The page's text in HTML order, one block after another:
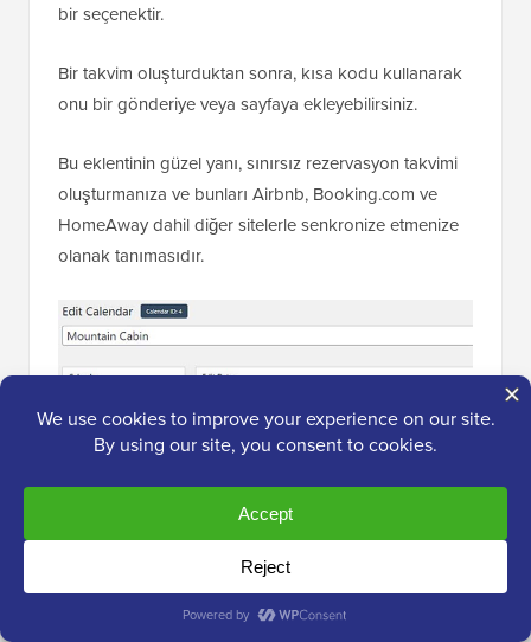
bir seçenektir.
Bir takvim oluşturduktan sonra, kısa kodu kullanarak
onu bir gönderiye veya sayfaya ekleyebilirsiniz.
Bu eklentinin güzel yanı, sınırsız rezervasyon takvimi
oluşturmanıza ve bunları Airbnb, Booking.com ve
HomeAway dahil diğer sitelerle senkronize etmenize
olanak tanımasıdır.
Ayrıca, haftanın ilk gününü veya başlangıç ayını/yılını
değiştirme gibi seçenekleriniz de vardır. Daha fazla
özellik sunan premium bir sürümü de mevcuttur.